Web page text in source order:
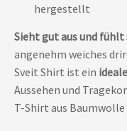
hergestellt
Sieht gut aus und fühlt
angenehm weiches
Sveit Shirt ist ein
Aussehen und
T-Shirt aus Baumwolle